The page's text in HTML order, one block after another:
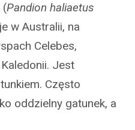
(Pandion haliaetus
w Australii, na
Celebes,
Jest
Często
oddzielny gatunek, a